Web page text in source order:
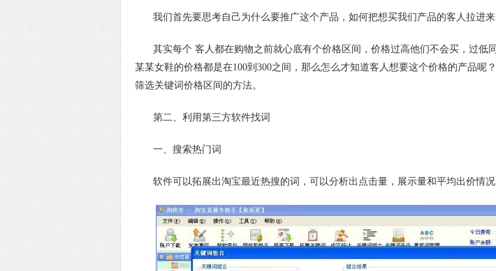
我们首先要思考自己为什么要推广这个产品，如何把想买我们产品的客人拉进来
其实每个 客人都在购物之前就心底有个价格区间，价格过高他们不会买，过低
某某女鞋的价格都是在100到300之间，那么怎么才知道客人想要这个价格的产品呢
筛选关键词价格区间的方法。
第二、利用第三方软件找词
一、搜索热门词
软件可以拓展出淘宝最近热搜的词，可以分析出点击量，展示量和平均出价情况